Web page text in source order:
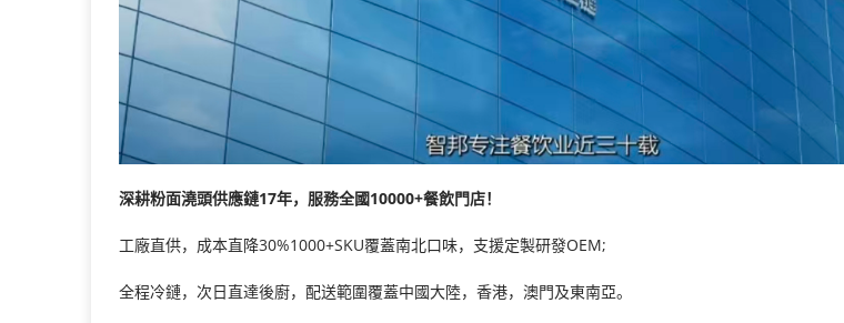
深耕粉面澆頭供應鏈17年，服務全國10000+餐飲門店！
工廠直供，成本直降30%1000+SKU覆蓋南北口味，支援定製研發OEM;
全程冷鏈，次日直達後廚，配送範圍覆蓋中國大陸，香港，澳門及東南亞。